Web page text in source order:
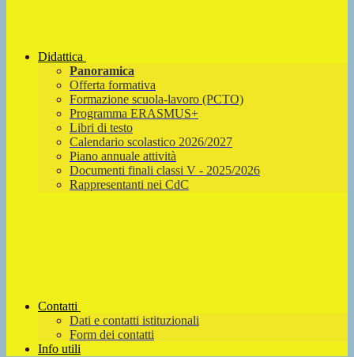
Didattica
Panoramica
Offerta formativa
Formazione scuola-lavoro (PCTO)
Programma ERASMUS+
Libri di testo
Calendario scolastico 2026/2027
Piano annuale attività
Documenti finali classi V - 2025/2026
Rappresentanti nei CdC
Contatti
Dati e contatti istituzionali
Form dei contatti
Info utili